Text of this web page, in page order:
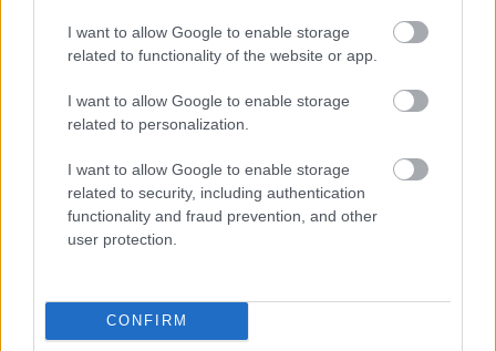
I want to allow Google to enable storage
related to functionality of the website or app.
I want to allow Google to enable storage
related to personalization.
I want to allow Google to enable storage
related to security, including authentication
functionality and fraud prevention, and other
user protection.
CONFIRM
Sprintit hiihdettiin eilen Lake
Placidissa – suomalaisilla ei
Lake Placidin maastohiihdon maailmancupin
päätösviikonloppu jatkui eilen sprinttikisoilla.
Suomalaisilla ei ollut aisaa kärkeen, mutta
pitkän ja kunniakkaan uransa lopettava
Federico Pellegrino (kuvassa) kruunasi
päätöskautensa voitolla. Naisten puolella Ruotsi
KIRJOITTAJA MAASTOHIIHTO.COM
MAAILMANCUP